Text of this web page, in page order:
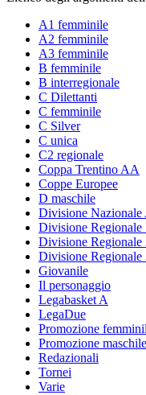
A1 femminile
A2 femminile
A3 femminile
B femminile
B interregionale
C Dilettanti
C femminile
C Silver
C unica
C2 regionale
Coppa Trentino AA
Coppe Europee
D maschile
Divisione Nazionale
Divisione Regionale
Divisione Regionale
Divisione Regionale
Giovanile
Il personaggio
Legabasket A
LegaDue
Promozione
Promozione maschile
Redazionali
Tornei
Varie